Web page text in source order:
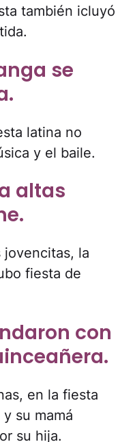
también icluyó
se
latina no
y el baile.
altas
jovencitas, la
fiesta de
con
en la fiesta
su mamá
su hija.